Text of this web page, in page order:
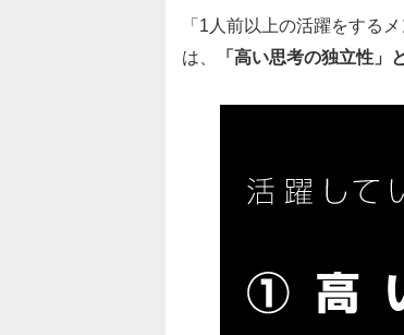
「1人前以上の活躍をする
は、
「高い思考の独立性」